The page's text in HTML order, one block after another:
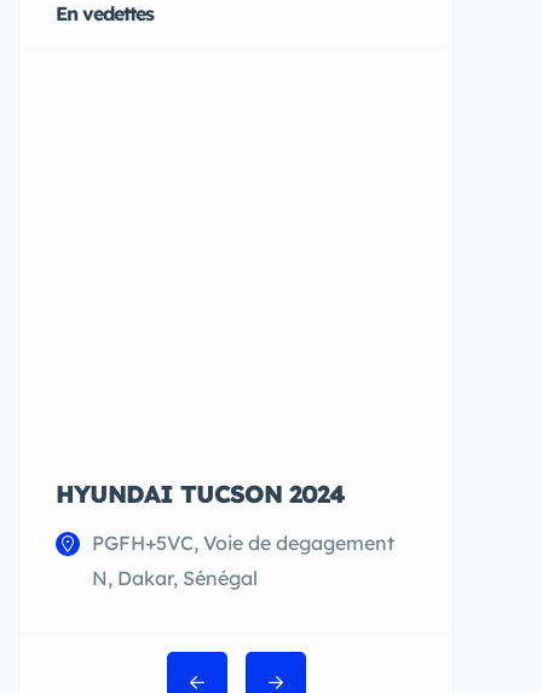
En vedettes
HYUNDAI TUCSON 2024
PGFH+5VC, Voie de degagement
N, Dakar, Sénégal